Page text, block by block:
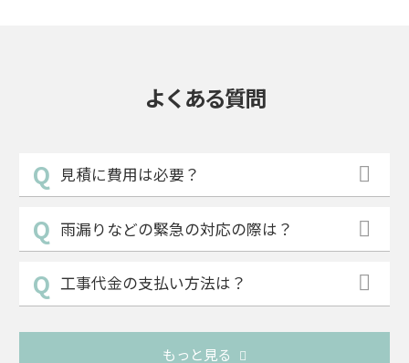
よくある質問
見積に費用は必要？
雨漏りなどの緊急の対応の際は？
工事代金の支払い方法は？
もっと見る